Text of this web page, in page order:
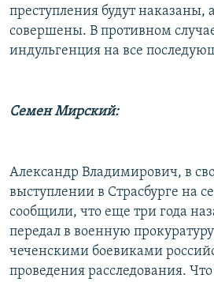
преступления будут наказаны,
совершены. В противном случае
индульгенция на все
Семен Мирский:
Александр Владимирович, в
выступлении в Страсбурге на
сообщили, что еще три года
передал в военную
чеченскими боевиками
проведения расследования.